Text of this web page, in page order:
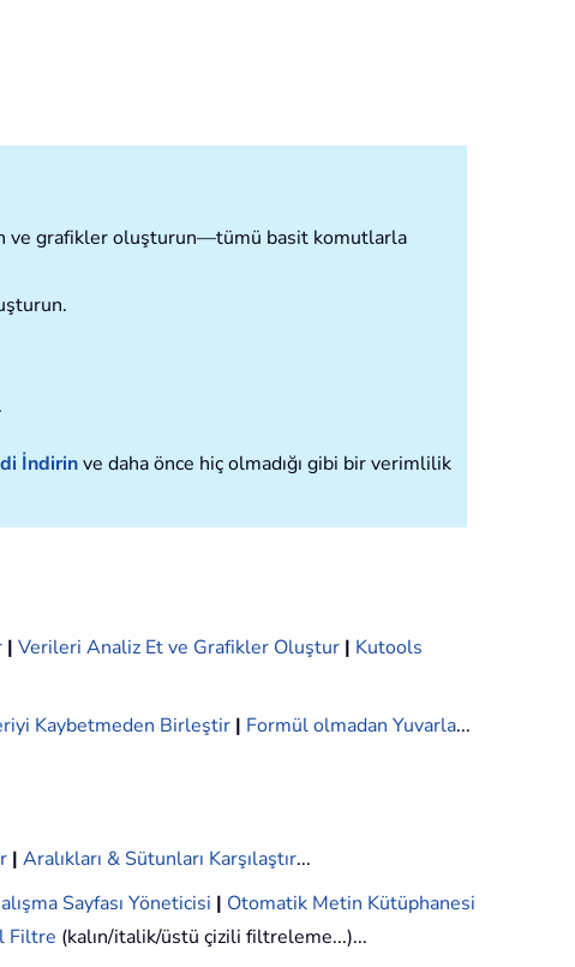
ve grafikler oluşturun—tümü basit komutlarla
İndirinve daha önce hiç olmadığı gibi bir verimlilik
| Verileri Analiz Et ve Grafikler Oluştur | Kutools
Kaybetmeden Birleştir | Formül olmadan Yuvarla...
| Aralıkları & Sütunları Karşılaştır...
Sayfası Yöneticisi | Otomatik Metin Kütüphanesi
Filtre (kalın/italik/üstü çizili filtreleme...)...